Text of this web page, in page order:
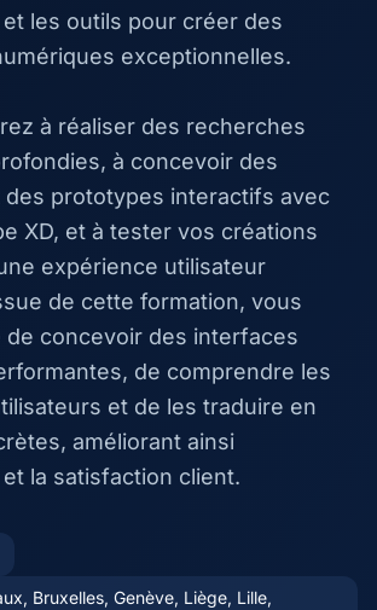
les outils pour créer des
exceptionnelles.
à réaliser des recherches
à concevoir des
prototypes interactifs avec
XD, et à tester vos créations
expérience utilisateur
de cette formation, vous
de concevoir des interfaces
de comprendre les
et de les traduire en
améliorant ainsi
la satisfaction client.
Bruxelles, Genève, Liège, Lille,